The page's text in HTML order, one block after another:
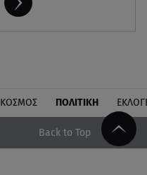
ΚΟΣΜΟΣ ΠΟΛΙΤΙΚΗ
Back to Top